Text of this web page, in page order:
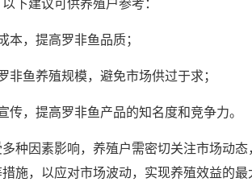
，提高罗非鱼品质；
鱼养殖规模，避免市场供过于求；
，提高罗非鱼产品的知名度和竞争力。
种因素影响，养殖户需密切关注市场动
施，以应对市场波动，实现养殖效益的